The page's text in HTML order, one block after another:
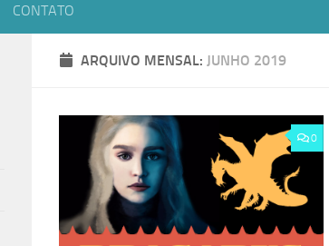
CONTATO
ARQUIVO MENSAL: JUNHO 2019
0